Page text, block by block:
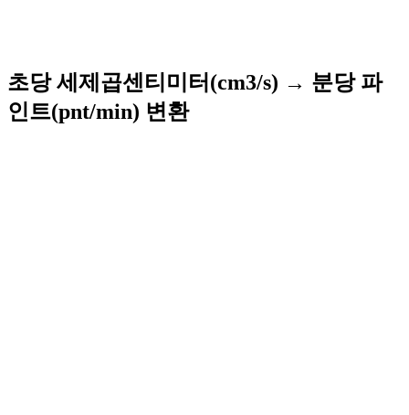
초당 세제곱센티미터(cm3/s) → 분당 파
인트(pnt/min) 변환